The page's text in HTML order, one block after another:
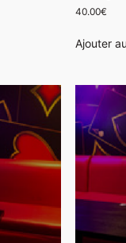
40.00€
Ajouter